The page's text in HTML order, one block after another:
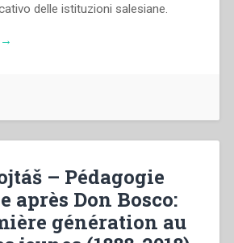
delle istituzioni salesiane.
“Rodolfo
dal
Dopoguerra
→
– Pédagogie
après Don Bosco:
génération au